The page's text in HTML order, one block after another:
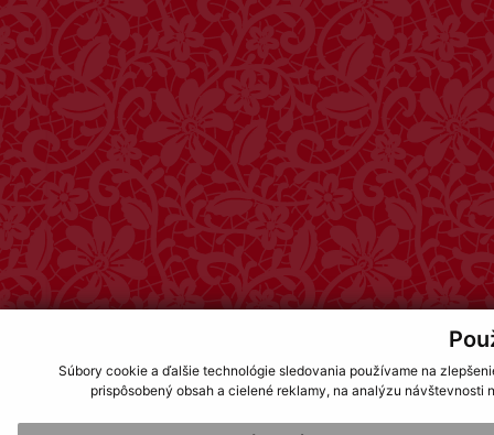
Súbory cookie a ďalšie technológie sledovania používame na
prispôsobený obsah a cielené reklamy, na analýzu